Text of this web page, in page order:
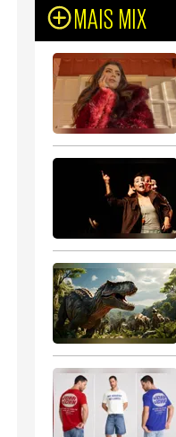
MAIS MIX